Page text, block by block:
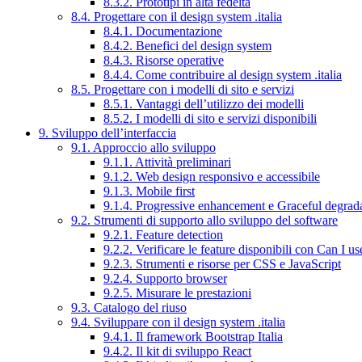
8.4. Progettare con il design system .italia
8.4.1. Documentazione
8.4.2. Benefici del design system
8.4.3. Risorse operative
8.4.4. Come contribuire al design system .italia
8.5. Progettare con i modelli di sito e servizi
8.5.1. Vantaggi dell’utilizzo dei modelli
8.5.2. I modelli di sito e servizi disponibili
9. Sviluppo dell’interfaccia
9.1. Approccio allo sviluppo
9.1.1. Attività preliminari
9.1.2. Web design responsivo e accessibile
9.1.3. Mobile first
9.1.4. Progressive enhancement e Graceful
9.2. Strumenti di supporto allo sviluppo del software
9.2.1. Feature detection
9.2.2. Verificare le feature disponibili con Can I
9.2.3. Strumenti e risorse per CSS e JavaScript
9.2.4. Supporto browser
9.2.5. Misurare le prestazioni
9.3. Catalogo del riuso
9.4. Sviluppare con il design system .italia
9.4.1. Il framework Bootstrap Italia
9.4.2. Il kit di sviluppo React